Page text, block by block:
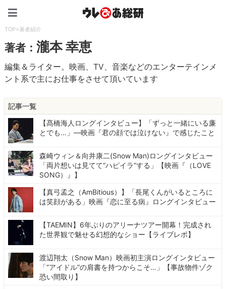
TOP>著者紹介
著者：瀧本 幸恵
編集＆ライター。映画、TV、音楽などのエンターテインメ
ント系で主にお仕事をさせて頂いています
記事一覧
【髙橋海人ロングインタビュー】「ずっと一緒にいる廉
とでも…」―映画『君の顔では泣けない』で感じたこと
森崎ウィン＆向井康二(Snow Man)ロングインタビュー
「両片想いは見てて“ハピイラ”する」【映画『（LOVE
SONG）』】
【真弓孟之（AmBitious）】「長尾くんがいるところに
は笑顔がある」映画『恋に至る病』ロングインタビュー
【TAEMIN】6年ぶりのアリーナツアー開幕！完成され
た世界観で魅せる幻想的なショー【ライブレポ】
渡辺翔太（Snow Man）映画初主演ロングインタビュー
「“アイドル”の肩書を持つからこそ…」【事故物件ゾク
恐い間取り】